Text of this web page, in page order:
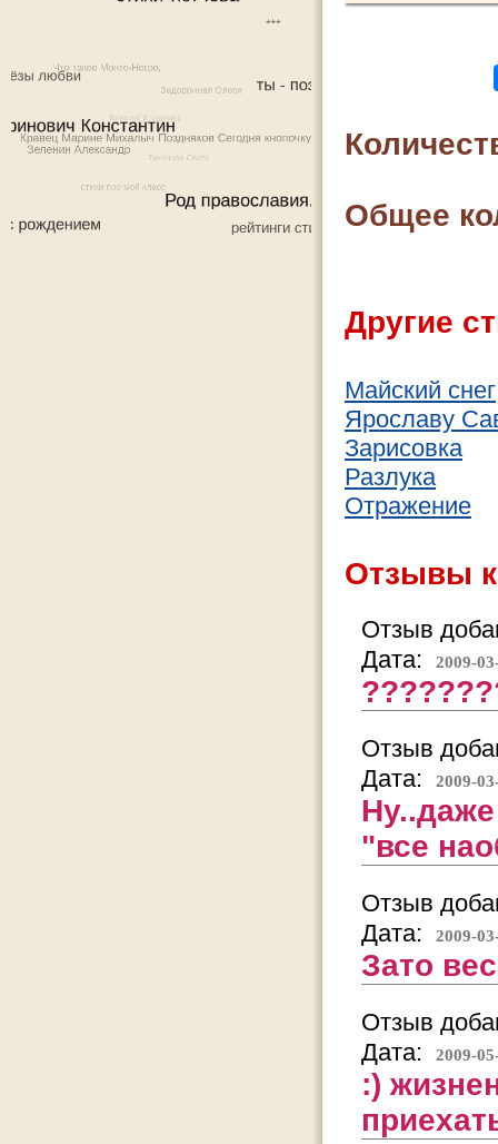
Общее
Другие
Майский снег
Ярославу
Зарисовка
Разлука
Отражение
Отзывы
Отзыв
Дата:
2009-
Отзыв
Дата:
2009-
Ну..даже
"все
Отзыв
Дата:
2009-
Зато
Отзыв
Дата:
2009-
:)